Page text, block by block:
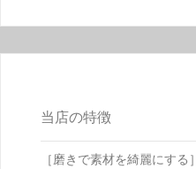
当店の特徴
［磨きで素材を綺麗にす